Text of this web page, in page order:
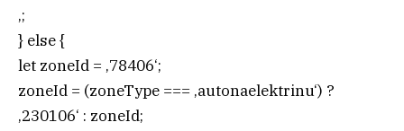
‚;
} else {
let zoneId = ‚78406‘;
zoneId = (zoneType === ‚autonaelektrinu‘) ?
‚230106‘ : zoneId;